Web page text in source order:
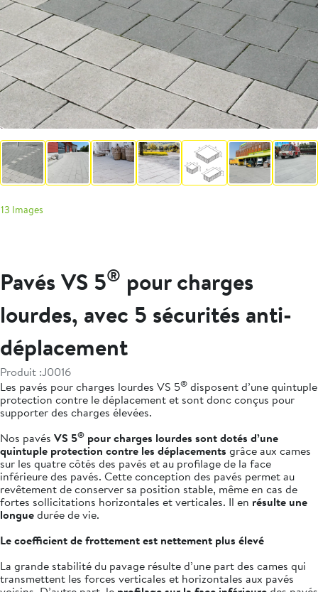
13 Images
Pavés VS 5® pour charges
lourdes, avec 5 sécurités anti-
déplacement
Produit :J0016
Les pavés pour charges lourdes VS 5® disposent d’une quintuple
protection contre le déplacement et sont donc conçus pour
supporter des charges élevées.
Nos pavés VS 5® pour charges lourdes sont dotés d’une
quintuple protection contre les déplacements grâce aux cames
sur les quatre côtés des pavés et au profilage de la face
inférieure des pavés. Cette conception des pavés permet au
revêtement de conserver sa position stable, même en cas de
fortes sollicitations horizontales et verticales. Il en résulte une
longuedurée de vie.
Le coefficient de frottement est nettement plus élevé
La grande stabilité du pavage résulte d’une part des cames qui
transmettent les forces verticales et horizontales aux pavés